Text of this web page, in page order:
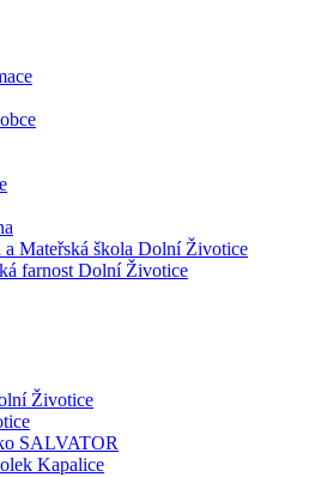
a Mateřská škola Dolní Životice
farnost Dolní Životice
Životice
SALVATOR
Kapalice